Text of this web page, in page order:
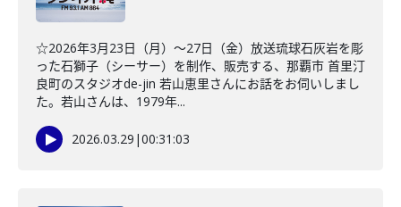
☆2026年3月23日（月）～27日（金）放送琉球石灰岩を彫
った石獅子（シーサー）を制作、販売する、那覇市 首里汀
良町のスタジオde-jin 若山恵里さんにお話をお伺いしまし
た。若山さんは、1979年...
2026.03.29 |00:31:03